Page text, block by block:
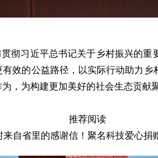
习近平总书记关于乡村振兴的重
效的公益路径，以实际行动助力乡
，为构建更加美好的社会生态贡献
推荐阅读
来自省里的感谢信！聚名科技爱心捐